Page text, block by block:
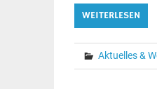
WEITERLESEN
Aktuelles &